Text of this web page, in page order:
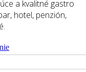
a kvalitné gastro
hotel, penzión,